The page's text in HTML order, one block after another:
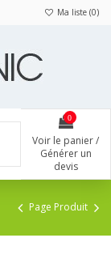
Ma liste (0)
0
Voir le panier /
Générer un
devis
Page Produit